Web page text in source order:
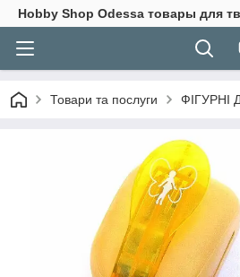
Hobbу Shop Odessa товары для
Товари та послуги ФІГУРНІ